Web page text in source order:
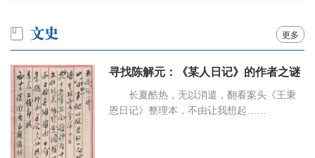
更多
寻找陈解元：《某人日记》的作者之谜
长夏酷热，无以消遣，翻看案头《王秉
恩日记》整理本，不由让我想起……